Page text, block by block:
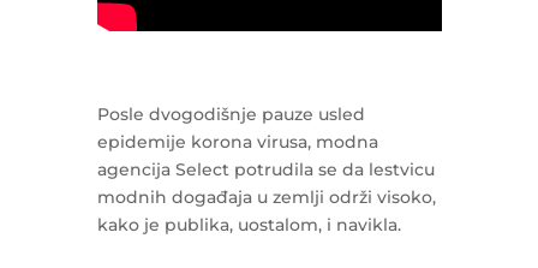
Posle dvogodišnje pauze usled
epidemije korona virusa, modna
agencija Select potrudila se da lestvicu
modnih događaja u zemlji održi visoko,
kako je publika, uostalom, i navikla.